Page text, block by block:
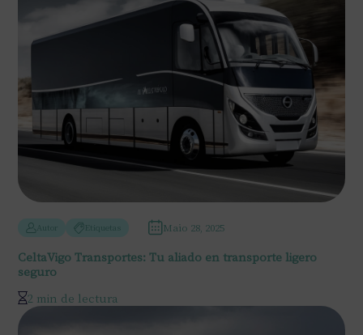
Autor Etiquetas Maio 28, 2025
CeltaVigo Transportes: Tu aliado en transporte ligero
seguro
2 min de lectura